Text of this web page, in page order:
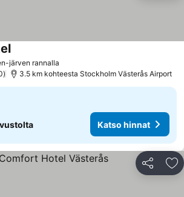
järven rannalla
Katso hinnat
3.5 km kohteesta Stockholm Västerås Airport
Katso hinnat
Jaa